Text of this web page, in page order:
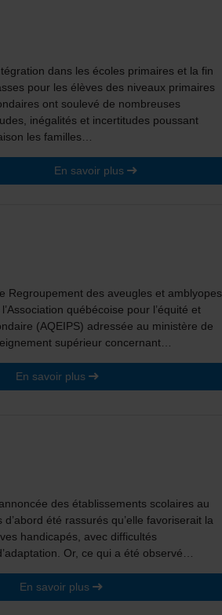
dans les écoles primaires et la fin
pour les élèves des niveaux primaires
ont soulevé de nombreuses
inégalités et incertitudes poussant
les familles…
En savoir plus
Regroupement des aveugles et amblyopes
québécoise pour l’équité et
(AQEIPS) adressée au ministère de
supérieur concernant…
En savoir plus
des établissements scolaires au
été rassurés qu’elle favoriserait la
handicapés, avec difficultés
Or, ce qui a été observé…
En savoir plus